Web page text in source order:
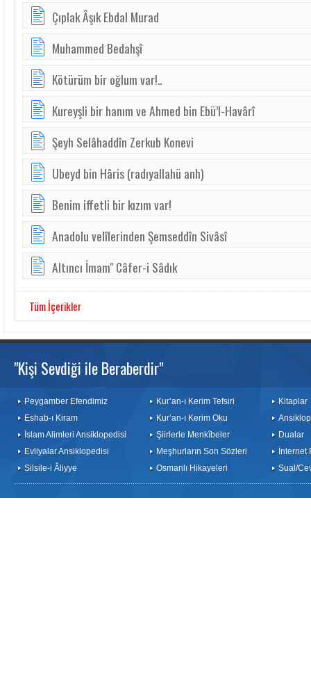
Çıplak Âşık Ebdal Murad
Muhammed Bedahşî
Kötürüm bir oğlum var!..
Kureyşli bir hanım ve Ahmed bin Ebü’l-Havârî
Şeyh Selâhaddîn Zerkub Konevi
Ubeyd bin Hâris (radıyallahü anh)
Benim iffetli bir kızım var!
Anadolu velîlerinden Şemseddîn Sivâsî
Altıncı İmam" Câfer-i Sâdık
Tüm İçerikler
"Kişi Sevdiği ile Beraberdir"
Peygamber Efendimiz
Eshab-ı Kiram
İslam Alimleri Ansiklopedisi
Evliyalar Ansiklopedisi
Silsile-i Âliyye
Kur’an-ı Kerim Tefsiri
Kur’an-ı Kerim Oku
Şiirlerle Menkîbeler
Meşhurların Son Sözleri
Osmanlı Hikayeleri
Kitaplar
Dualar
İnternet
Sual/